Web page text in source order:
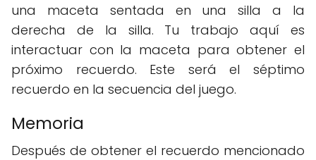
una maceta sentada en una silla a la
derecha de la silla. Tu trabajo aquí es
interactuar con la maceta para obtener el
próximo recuerdo. Este será el séptimo
recuerdo en la secuencia del juego.
Memoria
Después de obtener el recuerdo mencionado